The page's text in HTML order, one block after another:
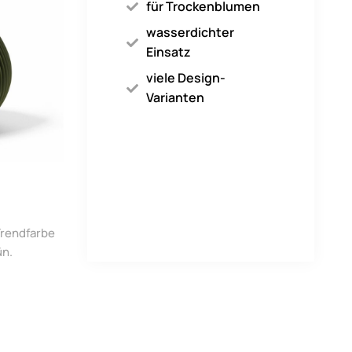
für Trockenblumen
wasserdichter
Einsatz
viele Design-
Varianten